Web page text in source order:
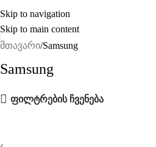
Skip to navigation
Skip to main content
მთავარი Samsung
Samsung
ფილტრების ჩვენება